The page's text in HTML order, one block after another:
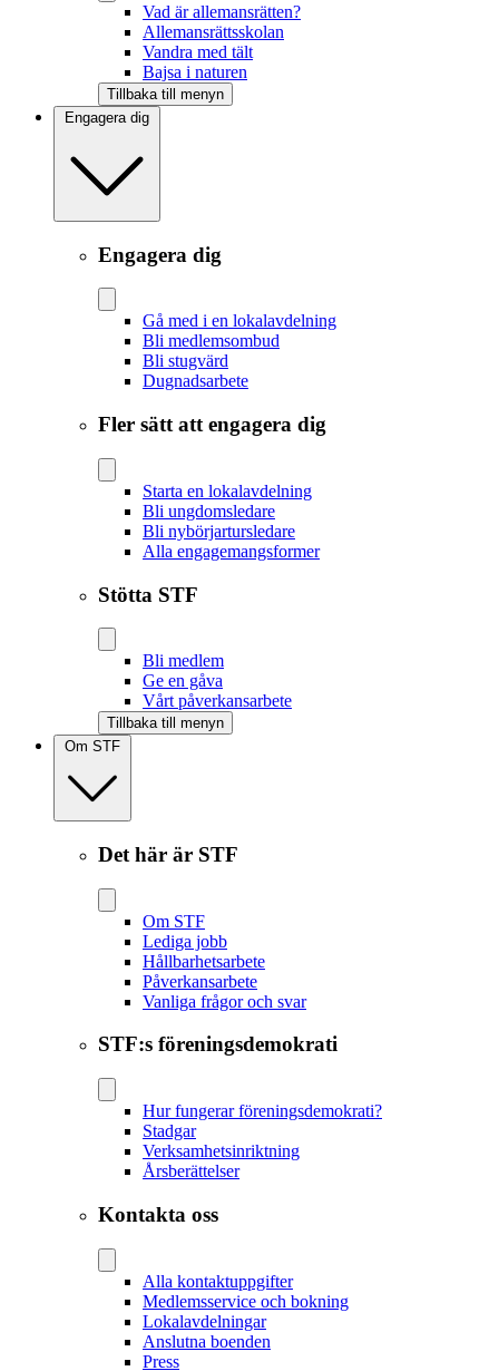
Vad är allemansrätten?
Allemansrättsskolan
Vandra med tält
Bajsa i naturen
Tillbaka till menyn
Engagera dig
Engagera dig
Gå med i en lokalavdelning
Bli medlemsombud
Bli stugvärd
Dugnadsarbete
Fler sätt att engagera dig
Starta en lokalavdelning
Bli ungdomsledare
Bli nybörjartursledare
Alla engagemangsformer
Stötta STF
Bli medlem
Ge en gåva
Vårt påverkansarbete
Tillbaka till menyn
Om STF
Det här är STF
Om STF
Lediga jobb
Hållbarhetsarbete
Påverkansarbete
Vanliga frågor och svar
STF:s föreningsdemokrati
Hur fungerar föreningsdemokrati?
Stadgar
Verksamhetsinriktning
Årsberättelser
Kontakta oss
Alla kontaktuppgifter
Medlemsservice och bokning
Lokalavdelningar
Anslutna boenden
Press